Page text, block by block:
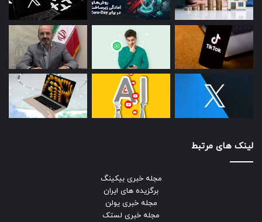
لینک های مرتبط
مجله خبری بیکینگ
برگزیده های ایران
مجله خبری یولن
مجله خبری لستک